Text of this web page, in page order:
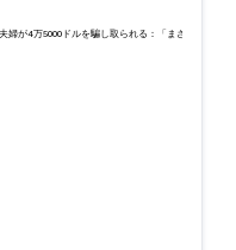
婦が4万5000ドルを騙し取られる：「まさか自分が